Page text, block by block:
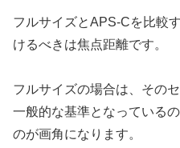
フルサイズとAPS-Cを比較
けるべきは焦点距離です。
フルサイズの場合は、その
一般的な基準となっている
のが画角になります。